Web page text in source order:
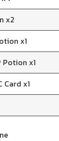
x2
x1
Potion x1
Card x1